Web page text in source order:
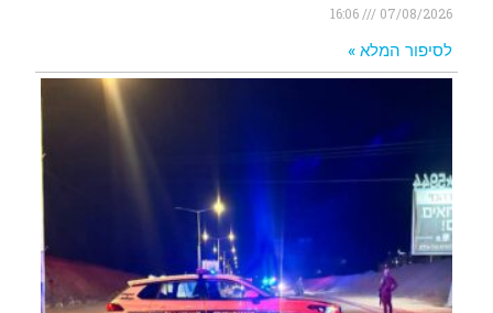
07/08/2026
16:06
לסיפור המלא »